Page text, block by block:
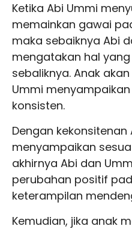
Ketika Abi Ummi
memainkan gawai
maka sebaiknya Abi
mengatakan hal
sebaliknya. Anak
Ummi
konsisten.
Dengan
menyampaikan
akhirnya Abi dan
perubahan positif
keterampilan
Kemudian, jika anak